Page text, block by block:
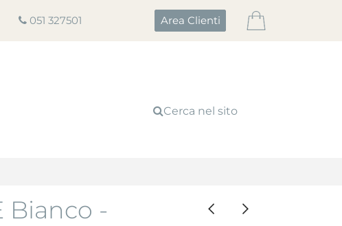
051 327501 Area Clienti
Cerca nel sito
Bianco -